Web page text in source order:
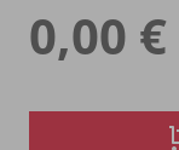
0,00 €